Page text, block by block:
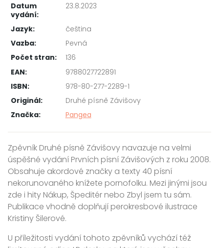
Datum
vydání:
23.8.2023
Jazyk:
čeština
Vazba:
Pevná
Počet stran:
136
EAN:
9788027722891
ISBN:
978-80-277-2289-1
Originál:
Druhé písně Závišovy
Značka:
Pangea
Zpěvník Druhé písně Závišovy navazuje na velmi
úspěšné vydání Prvních písní Závišových z roku 2008.
Obsahuje akordové značky a texty 40 písní
nekorunovaného knížete pornofolku. Mezi jinými jsou
zde i hity Nákup, Špeditér nebo Zbyl jsem tu sám.
Publikace vhodně doplňují perokresbové ilustrace
Kristiny Šilerové.
U příležitosti vydání tohoto zpěvníků vychází též